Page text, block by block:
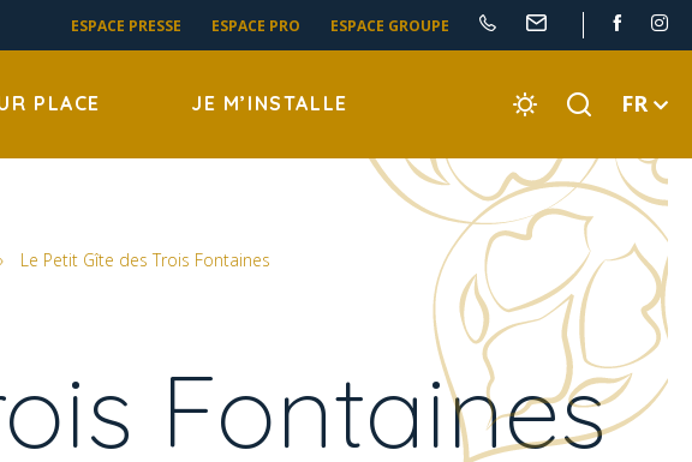
ESPACE PRESSE ESPACE PRO ESPACE GROUPE
PLACE JE M’INSTALLE FR
Le Petit Gîte des Trois Fontaines
Fontaines